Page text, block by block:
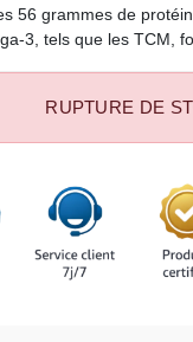
56 grammes de
3, tels que les TCM,
RUPTURE DE